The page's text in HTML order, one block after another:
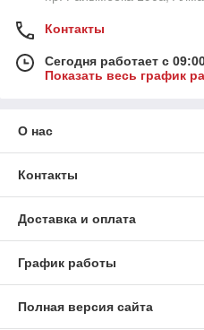
Контакты
Сегодня работает с
Показать весь график
О нас
Контакты
Доставка и оплата
График работы
Полная версия сайта